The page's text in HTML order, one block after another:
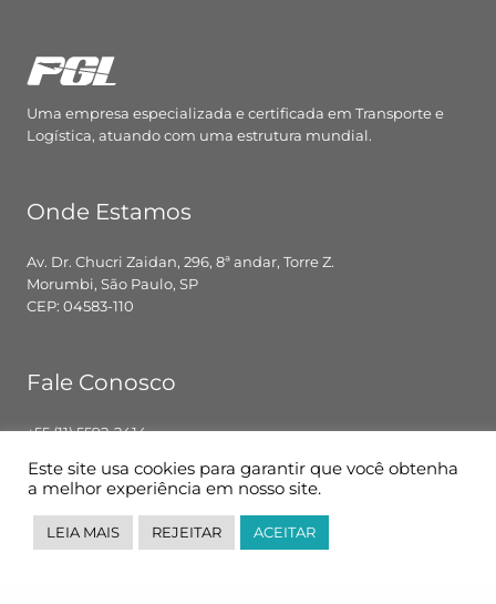
Uma empresa especializada e certificada em Transporte e
Logística, atuando com uma estrutura mundial.
Onde Estamos
Av. Dr. Chucri Zaidan, 296, 8ª andar, Torre Z.
Morumbi, São Paulo, SP
CEP: 04583-110
Fale Conosco
+55 (11) 5592-2414
Segunda – Sexta: 8h00 – 18h00
Siga-nos
Este site usa cookies para garantir que você obtenha
a melhor experiência em nosso site.
LEIA MAIS REJEITAR ACEITAR